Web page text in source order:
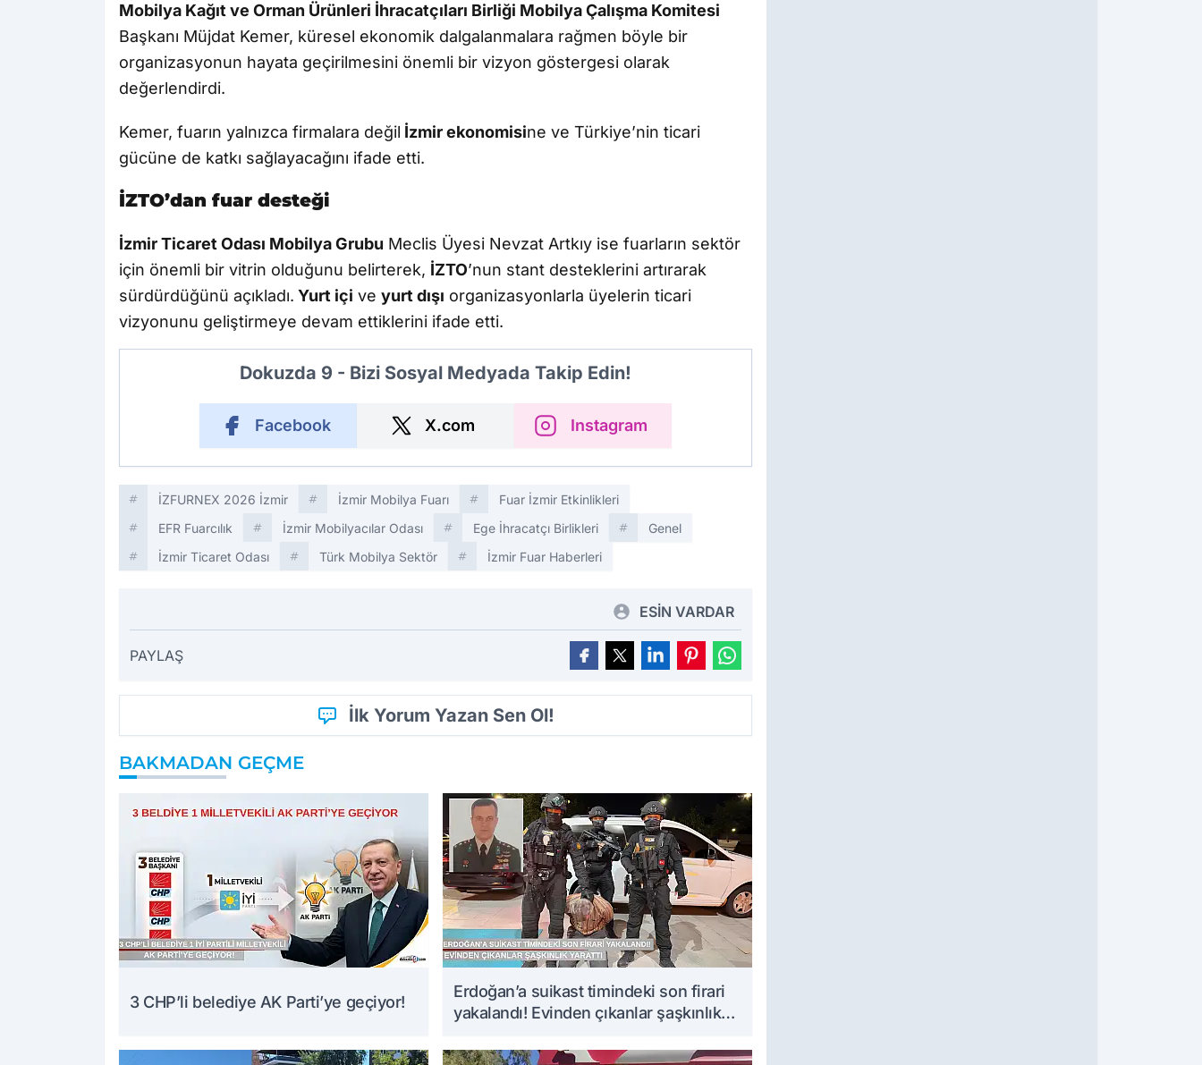
Mobilya Kağıt ve Orman Ürünleri İhracatçıları Birliği Mobilya Çalışma Komitesi
Başkanı Müjdat Kemer, küresel ekonomik dalgalanmalara rağmen böyle bir
organizasyonun hayata geçirilmesini önemli bir vizyon göstergesi olarak
değerlendirdi.
Kemer, fuarın yalnızca firmalara değil İzmir ekonomisine ve Türkiye’nin ticari
gücüne de katkı sağlayacağını ifade etti.
İZTO’dan fuar desteği
İzmir Ticaret Odası Mobilya Grubu Meclis Üyesi Nevzat Artkıy ise fuarların sektör
için önemli bir vitrin olduğunu belirterek, İZTO’nun stant desteklerini artırarak
sürdürdüğünü açıkladı. Yurt içi ve yurt dışı organizasyonlarla üyelerin ticari
vizyonunu geliştirmeye devam ettiklerini ifade etti.
Dokuzda 9 - Bizi Sosyal Medyada Takip Edin!
Facebook X.com Instagram
İZFURNEX 2026 İzmir İzmir Mobilya Fuarı
Fuar İzmir Etkinlikleri
EFR Fuarcılık
İzmir Mobilyacılar Odası Ege İhracatçı Birlikleri
Genel
İzmir Ticaret Odası
Türk Mobilya Sektör İzmir Fuar Haberleri
ESİN VARDAR
PAYLAŞ
İlk Yorum Yazan Sen Ol!
BAKMADAN GEÇME
3 CHP’li belediye AK Parti’ye geçiyor!
Erdoğan’a suikast timindeki son firari
yakalandı! Evinden çıkanlar şaşkınlık